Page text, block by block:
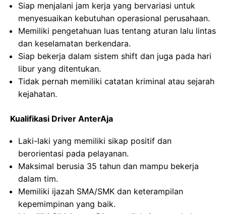
Siap menjalani jam kerja yang bervariasi untuk
menyesuaikan kebutuhan operasional perusahaan.
Memiliki pengetahuan luas tentang aturan lalu lintas
dan keselamatan berkendara.
Siap bekerja dalam sistem shift dan juga pada hari
libur yang ditentukan.
Tidak pernah memiliki catatan kriminal atau sejarah
kejahatan.
Kualifikasi Driver AnterAja
Laki-laki yang memiliki sikap positif dan
berorientasi pada pelayanan.
Maksimal berusia 35 tahun dan mampu bekerja
dalam tim.
Memiliki ijazah SMA/SMK dan keterampilan
kepemimpinan yang baik.